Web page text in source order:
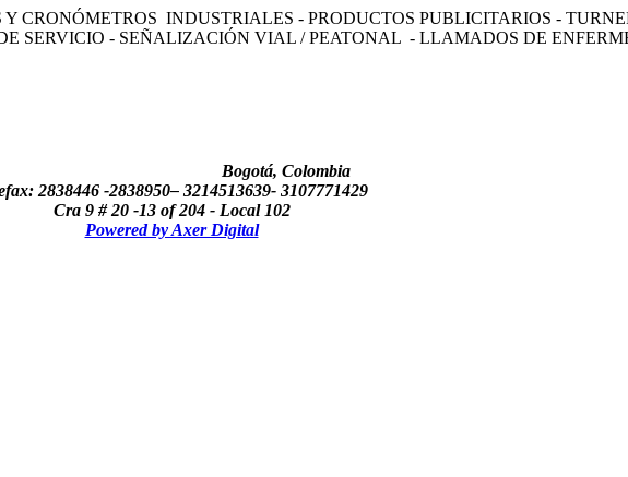
CRONÓMETROS INDUSTRIALES - PRODUCTOS PUBLICITARIOS -
SERVICIO - SEÑALIZACIÓN VIAL / PEATONAL - LLAMADOS DE
Bogotá, Colombia
2838446 -2838950– 3214513639- 3107771429
Cra 9 # 20 -13 of 204 - Local 102
Powered by Axer Digital